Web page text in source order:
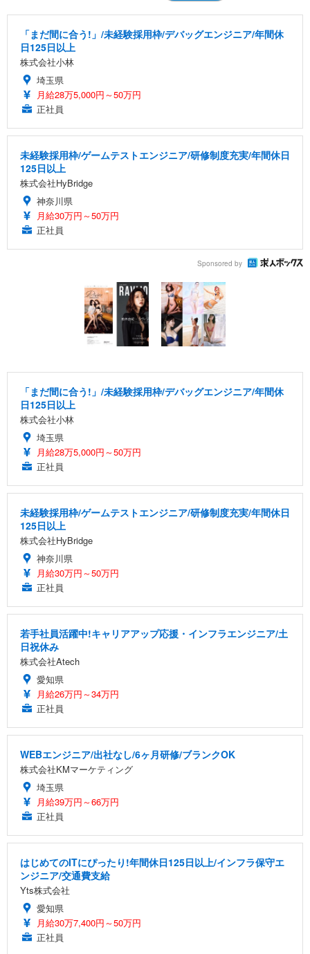
「まだ間に合う!」/未経験採用枠/デバッグエンジニア/年間休
日125日以上
株式会社小林
埼玉県
月給28万5,000円～50万円
正社員
未経験採用枠/ゲームテストエンジニア/研修制度充実/年間休日
125日以上
株式会社HyBridge
神奈川県
月給30万円～50万円
正社員
Sponsored by
「まだ間に合う!」/未経験採用枠/デバッグエンジニア/年間休
日125日以上
株式会社小林
埼玉県
月給28万5,000円～50万円
正社員
未経験採用枠/ゲームテストエンジニア/研修制度充実/年間休日
125日以上
株式会社HyBridge
神奈川県
月給30万円～50万円
正社員
若手社員活躍中!キャリアアップ応援・インフラエンジニア/土
日祝休み
株式会社Atech
愛知県
月給26万円～34万円
正社員
WEBエンジニア/出社なし/6ヶ月研修/ブランクOK
株式会社KMマーケティング
埼玉県
月給39万円～66万円
正社員
はじめてのITにぴったり!年間休日125日以上/インフラ保守エ
ンジニア/交通費支給
Yts株式会社
愛知県
月給30万7,400円～50万円
正社員